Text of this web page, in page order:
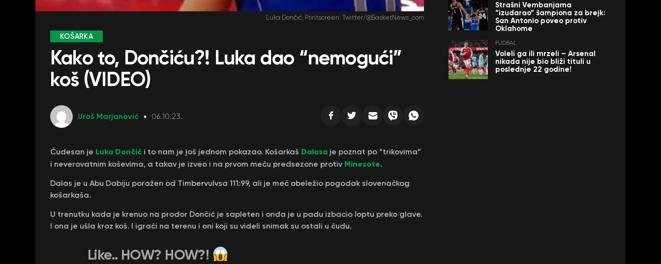
Luka Dončić, Printscreen: Twitter/@BasketNews_com
KOŠARKA
Kako to, Dončiću?! Luka dao “nemogući”
koš (VIDEO)
Uroš Marjanović 06.10.23.
Čudesan je Luka Dončić i to nam je još jednom pokazao. Košarkaš Dalasa je poznat po “trikovima”
i neverovatnim koševima, a takav je izveo i na prvom meču predsezone protiv Minesote.
Dalas je u Abu Dabiju poražen od Timbervulvsa 111:99, ali je meč obeležio pogodak slovenačkog
košarkaša.
U trenutku kada je krenuo na prodor Dončić je sapleten i onda je u padu izbacio loptu preko glave.
I ona je ušla kroz koš. I igrači na terenu i oni koji su videli snimak su ostali u čudu.
Like.. HOW? HOW?!
Strašni Vembanjama
“izudarao” šampiona za brejk:
San Antonio poveo protiv
Oklahome
FUDBAL
Voleli ga ili mrzeli – Arsenal
nikada nije bio bliži tituli u
poslednje 22 godine!